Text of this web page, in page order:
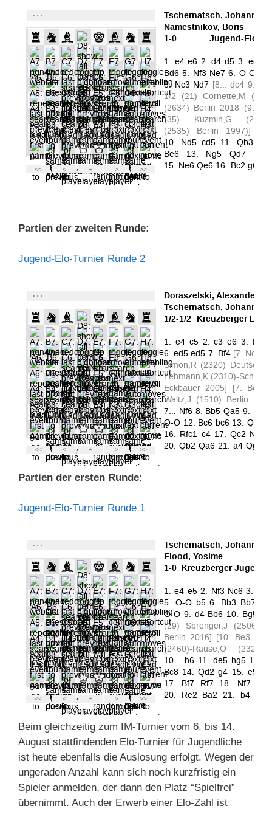
Partien der zweiten Runde:
Jugend-Elo-Turnier Runde 2
Partien der ersten Runde:
Jugend-Elo-Turnier Runde 1
Beim gleichzeitig zum IM-Turnier vom 6. bis 14.
August stattfindenden Elo-Turnier für Jugendliche
ist heute ebenfalls die Auslosung erfolgt. Wegen der
ungeraden Anzahl kann sich noch kurzfristig ein
Spieler anmelden, der dann den Platz “Spielfrei”
übernimmt. Auch der Erwerb einer Elo-Zahl ist